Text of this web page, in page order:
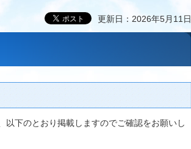
更新日：2026年5月11日
下のとおり掲載しますのでご確認をお願いし